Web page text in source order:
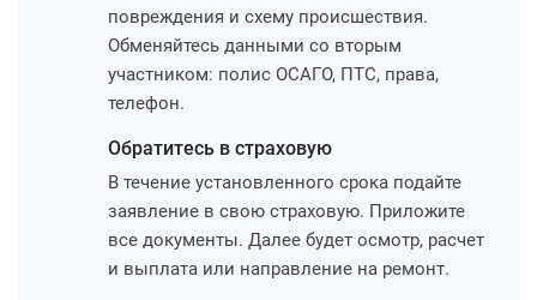
повреждения и схему происшествия.
Обменяйтесь данными со вторым
участником: полис ОСАГО, ПТС, права,
телефон.
Обратитесь в страховую
В течение установленного срока подайте
заявление в свою страховую. Приложите
все документы. Далее будет осмотр, расчет
и выплата или направление на ремонт.